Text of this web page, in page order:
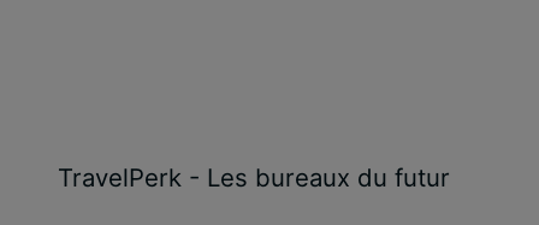
TravelPerk - Les bureaux du futur